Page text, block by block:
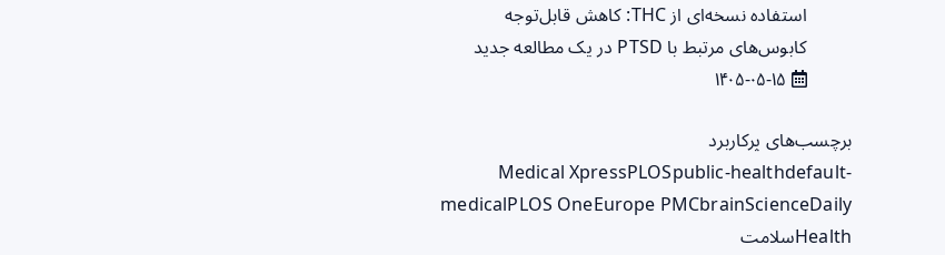
استفاده نسخه‌ای از THC: کاهش قابل‌توجه
کابوس‌های مرتبط با PTSD در یک مطالعه جدید
برچسب‌های پرکاربرد
Medical XpressPLOSpublic-healthdefault-
medicalPLOS OneEurope PMCbrainScienceDaily
Healthسلامت